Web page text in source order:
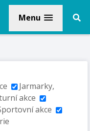
Menu
Jarmarky,
akce
akce